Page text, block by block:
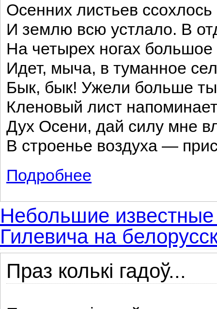
Осенних листьев
И землю всю устлало. В
На четырех ногах
Идет, мыча, в туманное
Бык, бык! Ужели больше
Кленовый лист
Дух Осени, дай силу мне
В строенье воздуха —
Подробнее
Небольшие
Гилевича на
Праз колькі гадоў...